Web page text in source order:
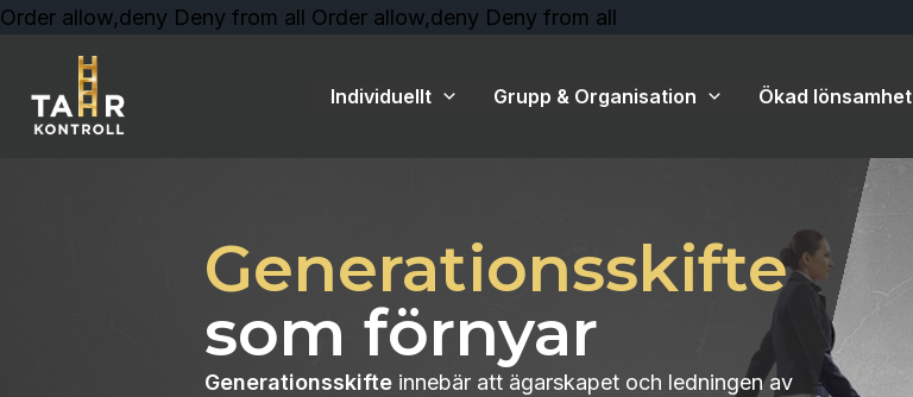
Order allow,deny Deny from all Order allow,deny Deny from all
innehåll
Individuellt Grupp & Organisation Ökad lönsamhet
Generationsskifte
som förnyar
Generationsskifte innebär att ägarskapet och ledningen av